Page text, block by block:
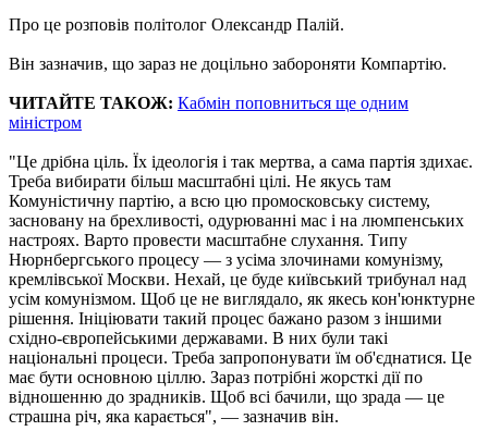
Про це розповів політолог Олександр Палій.
Він зазначив, що зараз не доцільно забороняти Компартію.
ЧИТАЙТЕ ТАКОЖ: Кабмін поповниться ще одним
міністром
"Це дрібна ціль. Їх ідеологія і так мертва, а сама партія здихає.
Треба вибирати більш масштабні цілі. Не якусь там
Комуністичну партію, а всю цю промосковську систему,
засновану на брехливості, одурюванні мас і на люмпенських
настроях. Варто провести масштабне слухання. Типу
Нюрнбергського процесу — з усіма злочинами комунізму,
кремлівської Москви. Нехай, це буде київський трибунал над
усім комунізмом. Щоб це не виглядало, як якесь кон'юнктурне
рішення. Ініціювати такий процес бажано разом з іншими
східно-європейськими державами. В них були такі
національні процеси. Треба запропонувати їм об'єднатися. Це
має бути основною ціллю. Зараз потрібні жорсткі дії по
відношенню до зрадників. Щоб всі бачили, що зрада — це
страшна річ, яка карається", — зазначив він.